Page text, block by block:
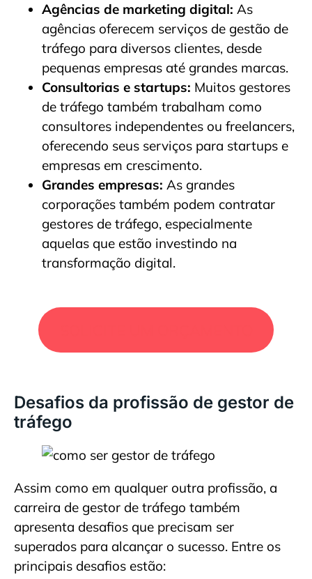
Agências de marketing digital: As
agências oferecem serviços de gestão de
tráfego para diversos clientes, desde
pequenas empresas até grandes marcas.
Consultorias e startups: Muitos gestores
de tráfego também trabalham como
consultores independentes ou freelancers,
oferecendo seus serviços para startups e
empresas em crescimento.
Grandes empresas: As grandes
corporações também podem contratar
gestores de tráfego, especialmente
aquelas que estão investindo na
transformação digital.
Desafios da profissão de gestor de
tráfego
Assim como em qualquer outra profissão, a
carreira de gestor de tráfego também
apresenta desafios que precisam ser
superados para alcançar o sucesso. Entre os
principais desafios estão: